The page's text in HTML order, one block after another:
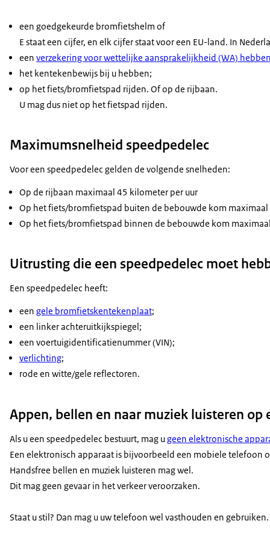
een goedgekeurde bromfietshelm of
E staat een cijfer, en elk cijfer staat voor een EU-land. In
een verzekering voor wettelijke aansprakelijkheid (WA)
het kentekenbewijs bij u hebben;
op het fiets/bromfietspad rijden. Of op de rijbaan.
U mag dus niet op het fietspad rijden.
Maximumsnelheid speedpedelec
Voor een speedpedelec gelden de volgende snelheden:
Op de rijbaan maximaal 45 kilometer per uur
Op het fiets/bromfietspad buiten de bebouwde kom
Op het fiets/bromfietspad binnen de bebouwde kom
Uitrusting die een speedpedelec moet
Een speedpedelec heeft:
een gele bromfietskentekenplaat;
een linker achteruitkijkspiegel;
een voertuigidentificatienummer (VIN);
verlichting;
rode en witte/gele reflectoren.
Appen, bellen en naar muziek luisteren op
Als u een speedpedelec bestuurt, mag ugeen elektronische
Een elektronisch apparaat is bijvoorbeeld een mobiele telefoon
Handsfree bellen en muziek luisteren mag wel.
Dit mag geen gevaar in het verkeer veroorzaken.
Staat u stil? Dan mag u uw telefoon wel vasthouden en gebruiken.